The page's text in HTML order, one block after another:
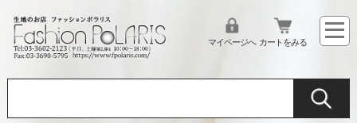
マイページへ カートをみる